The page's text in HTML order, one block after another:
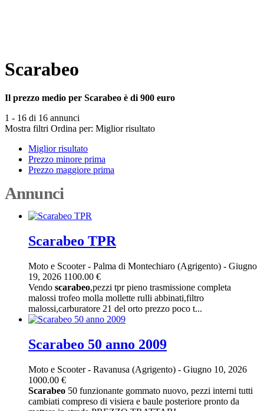
Scarabeo
Il prezzo medio per Scarabeo è di 900 euro
1 - 16 di 16 annunci
Mostra filtri Ordina per: Miglior risultato
Miglior risultato
Prezzo minore prima
Prezzo maggiore prima
Annunci
Scarabeo TPR
Moto e Scooter- Palma di Montechiaro (Agrigento) - Giugno
19, 2026 1100.00 €
Vendo scarabeo,pezzi tpr pieno trasmissione completa
malossi trofeo molla mollette rulli abbinati,filtro
malossi,carburatore 21 del orto prezzo poco t...
Scarabeo 50 anno 2009
Moto e Scooter- Ravanusa (Agrigento) - Giugno 10, 2026
1000.00 €
Scarabeo 50 funzionante gommato nuovo, pezzi interni tutti
cambiati compreso di visiera e baule posteriore pronto da